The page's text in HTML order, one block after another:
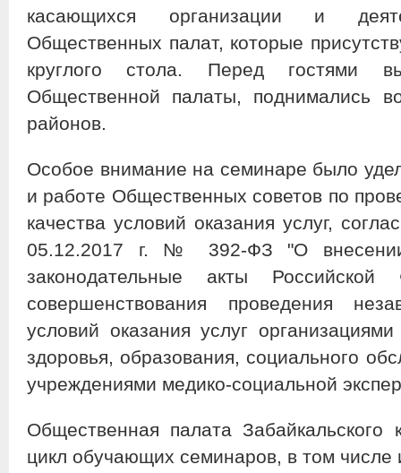
касающихся организации и
Общественных палат, которые
круглого стола. Перед гостями
Общественной палаты, поднимались
районов.
Особое внимание на семинаре было
и работе Общественных советов по
качества условий оказания услуг,
05.12.2017 г. № 392-ФЗ "О
законодательные акты
совершенствования проведения
условий оказания услуг
здоровья, образования, социального
учреждениями медико-социальной
Общественная палата Забайкальского
цикл обучающих семинаров, в том